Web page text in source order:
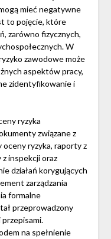
mieć negatywne
to pojęcie, które
zarówno fizycznych,
W
zawodowe może
aspektów pracy,
zidentyfikowanie i
ryzyka
związane z
ryzyka, raporty z
inspekcji oraz
działań korygujących
zarządzania
formalne
przeprowadzony
na spełnienie